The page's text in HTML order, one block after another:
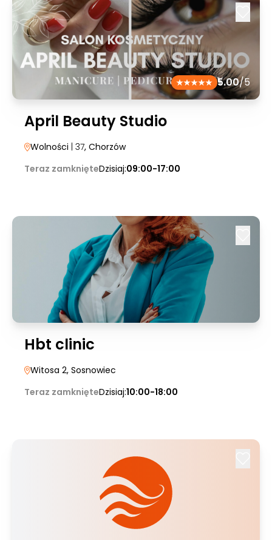
5.00/5
April Beauty Studio
Wolności | 37, Chorzów
Teraz zamknięteDzisiaj:09:00-17:00
Hbt clinic
Witosa 2, Sosnowiec
Teraz zamknięteDzisiaj:10:00-18:00